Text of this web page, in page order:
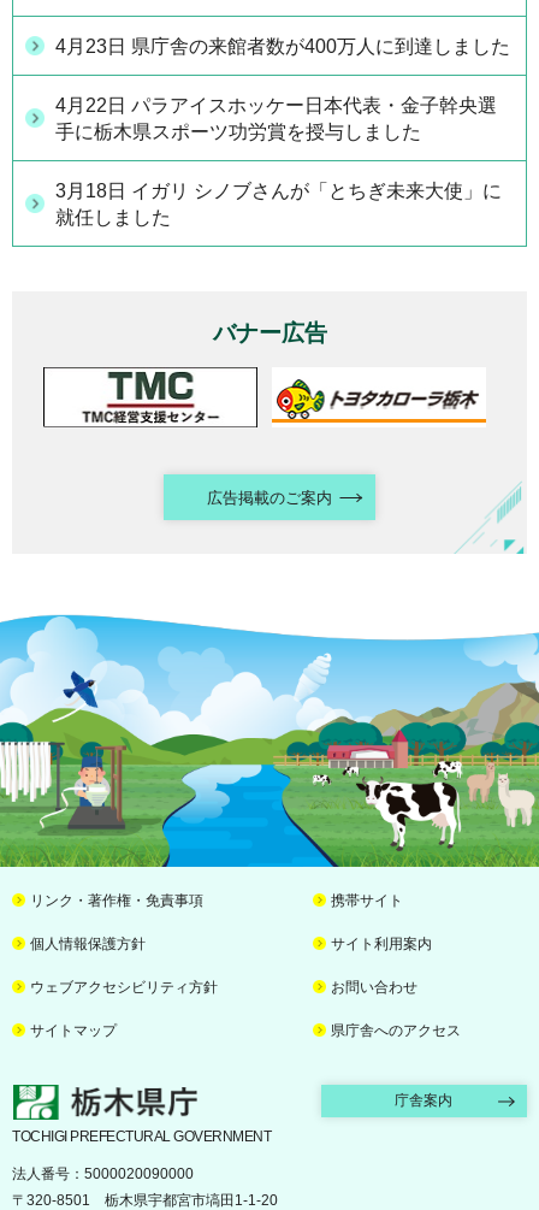
4月23日 県庁舎の来館者数が400万人に到達しました
4月22日 パラアイスホッケー日本代表・金子幹央選
手に栃木県スポーツ功労賞を授与しました
3月18日 イガリ シノブさんが「とちぎ未来大使」に
就任しました
バナー広告
広告掲載のご案内
リンク・著作権・免責事項 携帯サイト
個人情報保護方針 サイト利用案内
ウェブアクセシビリティ方針 お問い合わせ
サイトマップ 県庁舎へのアクセス
栃木県庁 庁舎案内
TOCHIGI PREFECTURAL GOVERNMENT
法人番号：5000020090000
〒320-8501 栃木県宇都宮市塙田1-1-20